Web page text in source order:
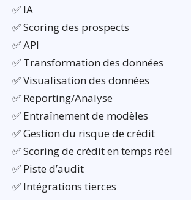
✅ IA
✅ Scoring des prospects
✅ API
✅ Transformation des données
✅ Visualisation des données
✅ Reporting/Analyse
✅ Entraînement de modèles
✅ Gestion du risque de crédit
✅ Scoring de crédit en temps réel
✅ Piste d’audit
✅ Intégrations tierces